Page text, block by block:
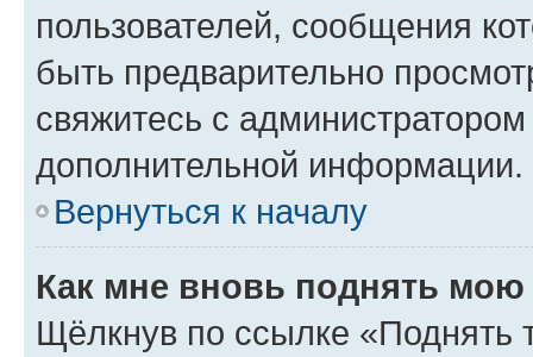
пользователей, сообщения
быть предварительно
свяжитесь с
дополнительной информации.
Вернуться к началу
Как мне вновь поднять мою
Щёлкнув по ссылке «Поднять